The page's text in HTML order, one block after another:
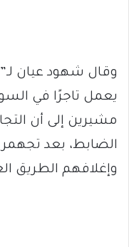
يعمل تاجرًا في
مشيرين إلى أن
الضابط، بعد تجهمر
وإغلافهم الطريق